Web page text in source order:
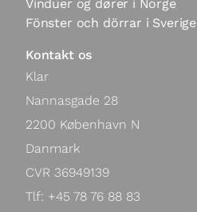
Vinduer og dører i Norge
Fönster och dörrar i Sverige
Kontakt os
Klar
Nannasgade 28
2200 København N
Danmark
CVR 36949139
Tlf: +45 78 76 88 83